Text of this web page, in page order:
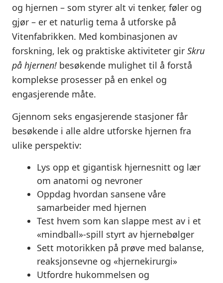
og hjernen – som styrer alt vi tenker, føler og
gjør – er et naturlig tema å utforske på
Vitenfabrikken. Med kombinasjonen av
forskning, lek og praktiske aktiviteter gir Skru
på hjernen! besøkende mulighet til å forstå
komplekse prosesser på en enkel og
engasjerende måte.
Gjennom seks engasjerende stasjoner får
besøkende i alle aldre utforske hjernen fra
ulike perspektiv:
Lys opp et gigantisk hjernesnitt og lær
om anatomi og nevroner
Oppdag hvordan sansene våre
samarbeider med hjernen
Test hvem som kan slappe mest av i et
«mindball»-spill styrt av hjernebølger
Sett motorikken på prøve med balanse,
reaksjonsevne og «hjernekirurgi»
Utfordre hukommelsen og